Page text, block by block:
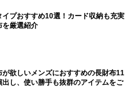
イプおすすめ10選！カード収納も充実
を厳選紹介
が欲しいメンズにおすすめの長財布11
し、使い勝手も抜群のアイテムをご